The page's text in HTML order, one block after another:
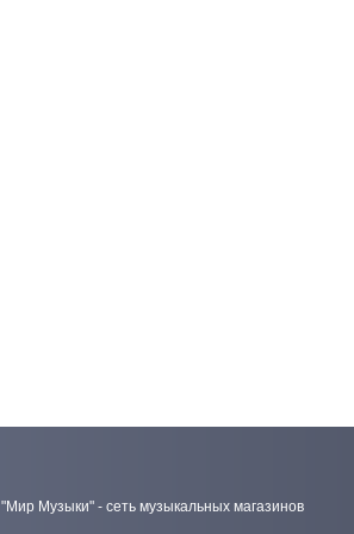
"Мир Музыки" - сеть музыкальных магазинов